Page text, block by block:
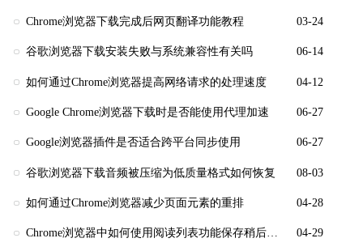
Chrome浏览器下载完成后网页翻译功能教程 03-24
谷歌浏览器下载安装失败与系统兼容性有关吗 06-14
如何通过Chrome浏览器提高网络请求的处理速度 04-12
Google Chrome浏览器下载时是否能使用代理加速 06-27
Google浏览器插件是否适合跨平台同步使用 06-27
谷歌浏览器下载音频被压缩为低质量格式如何恢复 08-03
如何通过Chrome浏览器减少页面元素的重排 04-28
Chrome浏览器中如何使用阅读列表功能保存稍后阅读的文章 04-29